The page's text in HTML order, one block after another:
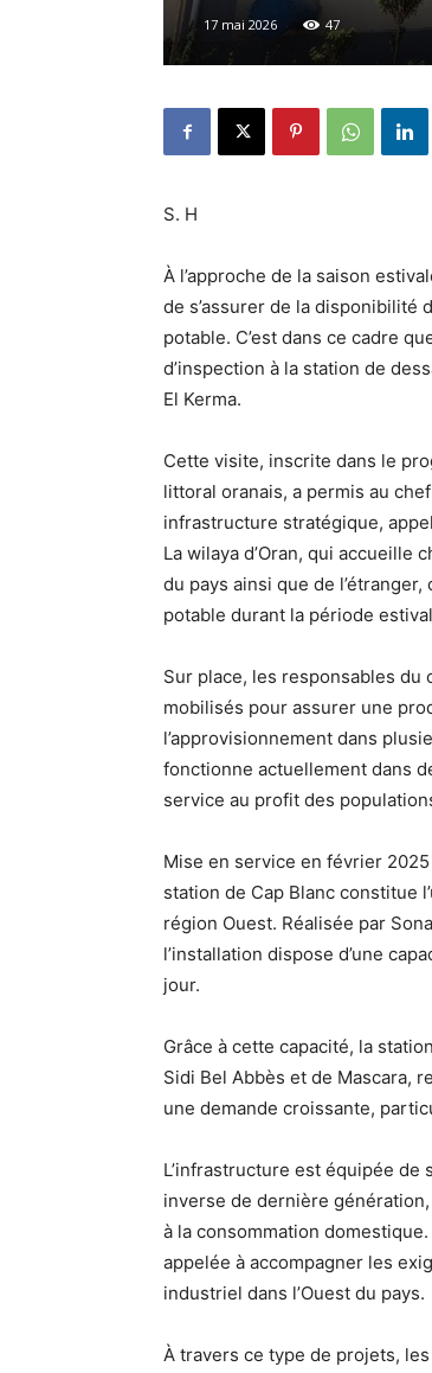
17 mai 2026 47
S. H
À l’approche de la saison
de s’assurer de la disponibilité
potable. C’est dans ce cadre
d’inspection à la station de
El Kerma.
Cette visite, inscrite dans le
littoral oranais, a permis au
infrastructure stratégique,
La wilaya d’Oran, qui
du pays ainsi que de
potable durant la période
Sur place, les responsables
mobilisés pour assurer une
l’approvisionnement dans
fonctionne actuellement dans
service au profit des
Mise en service en février
station de Cap Blanc constitue
région Ouest. Réalisée par
l’installation dispose d’une
jour.
Grâce à cette capacité, la
Sidi Bel Abbès et de Mascara,
une demande croissante,
L’infrastructure est équipée de
inverse de dernière
à la consommation
appelée à accompagner les
industriel dans l’Ouest du pays.
À travers ce type de projets,